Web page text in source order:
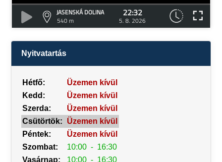
JASENSKÁ DOLINA
540 m
22:32
5. 8. 2026
Nyitvatartás
Hétfő:
Üzemen kívül
Kedd:
Üzemen kívül
Szerda:
Üzemen kívül
Csütörtök:
Üzemen kívül
Péntek:
Üzemen kívül
Szombat:
10:00 - 16:30
Vasárnap:
10:00 - 16:30